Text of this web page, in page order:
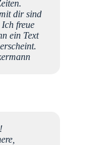
dir sind
freue
ein Text